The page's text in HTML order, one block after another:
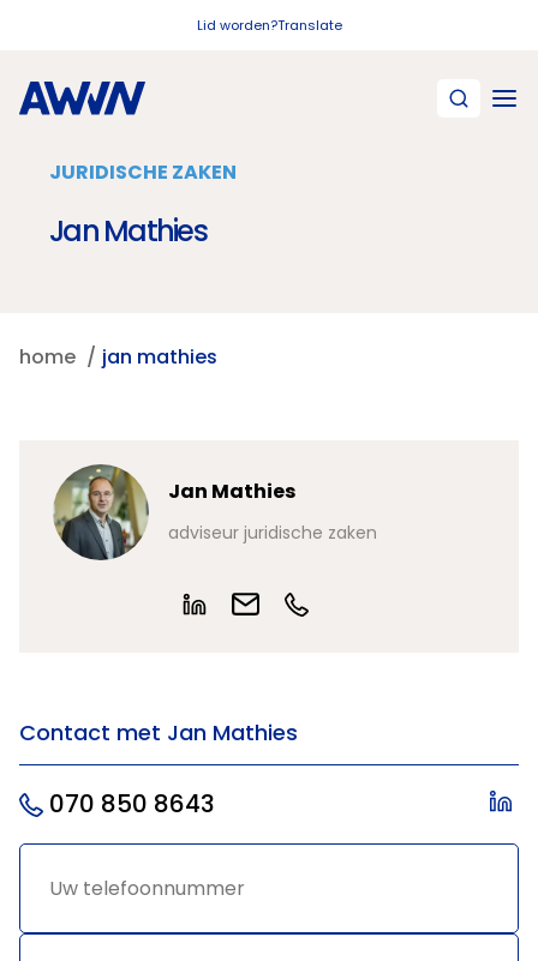
Lid worden?Translate
JURIDISCHE ZAKEN
Jan Mathies
home jan mathies
Jan Mathies
adviseur juridische zaken
Contact met Jan Mathies
070 850 8643
Uw *
Uw e- *